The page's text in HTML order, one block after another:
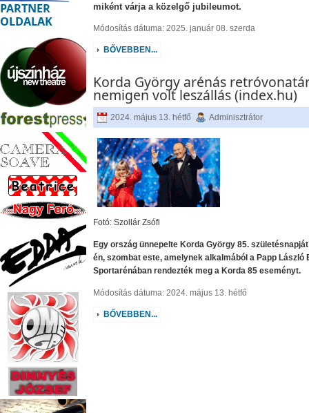
miként várja a közelgő jubileumot.
Módosítás dátuma: 2025. január 08. szerda
BŐVEBBEN...
Korda György arénás
nemigen volt leszállás (index.hu)
2024. május 13. hétfő Adminisztrátor
Fotó: Szollár Zsófi
Egy ország ünnepelte Korda György 85.
én, szombat este, amelynek alkalmából a Papp László
Sportarénában rendezték meg a Korda 85 eseményt.
Módosítás dátuma: 2024. május 13. hétfő
BŐVEBBEN...
PARTNER
OLDALAK